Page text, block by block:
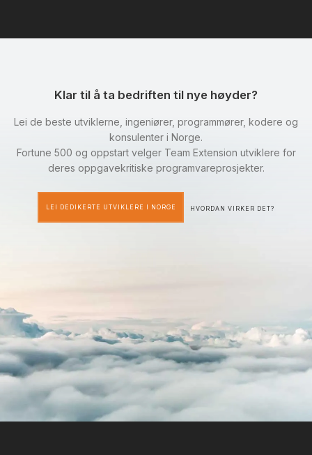
Klar til å ta bedriften til nye høyder?
Lei de beste utviklerne, ingeniører, programmører, kodere og
konsulenter i Norge.
Fortune 500 og oppstart velger Team Extension utviklere for
deres oppgavekritiske programvareprosjekter.
LEI DEDIKERTE UTVIKLERE I NORGE HVORDAN VIRKER DET?